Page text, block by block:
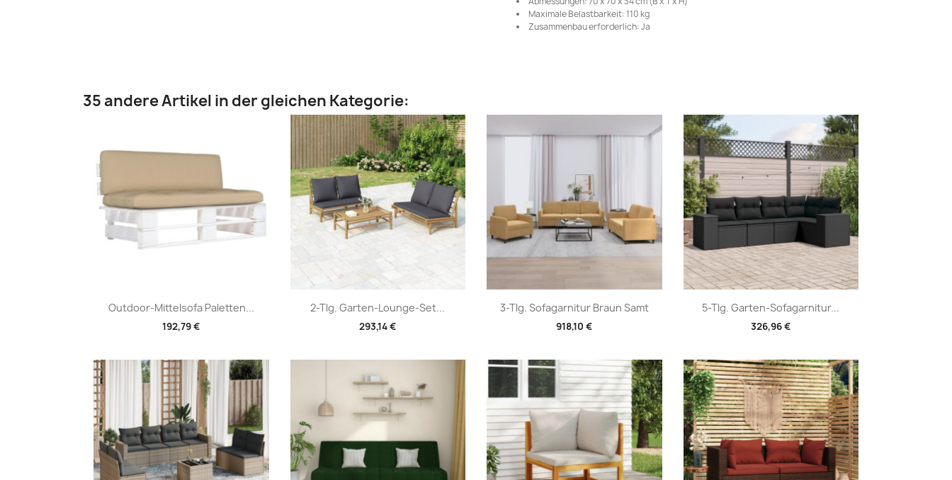
Maximale Belastbarkeit: 110 kg
Zusammenbau erforderlich: Ja
35 andere Artikel in der gleichen Kategorie:
Outdoor-Mittelsofa Paletten...
192,79 €
Vorschau 2-Tlg. Garten-Lounge-Set...
293,14 €
Vorschau 3-Tlg. Sofagarnitur Braun Samt
918,10 €
Vorschau 5-Tlg. Garten-Sofagarnitur...
326,96 €
Vorschau